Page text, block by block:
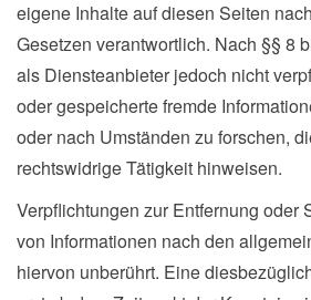
eigene Inhalte auf diesen Seiten
Gesetzen verantwortlich. Nach §§ 8
als Diensteanbieter jedoch nicht
oder gespeicherte fremde
oder nach Umständen zu forschen,
rechtswidrige Tätigkeit hinweisen.
Verpflichtungen zur Entfernung oder
von Informationen nach den
hiervon unberührt. Eine